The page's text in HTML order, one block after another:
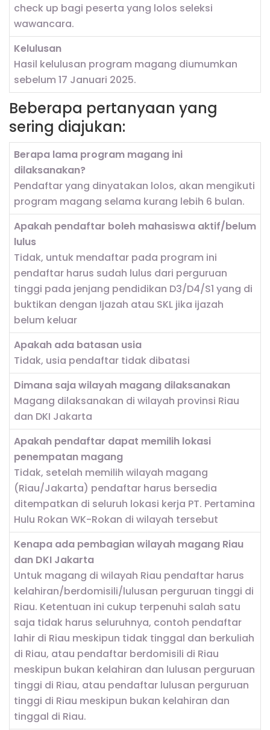
check up bagi peserta yang lolos seleksi
wawancara.
Kelulusan
Hasil kelulusan program magang diumumkan
sebelum 17 Januari 2025.
Beberapa pertanyaan yang
sering diajukan:
Berapa lama program magang ini
dilaksanakan?
Pendaftar yang dinyatakan lolos, akan mengikuti
program magang selama kurang lebih 6 bulan.
Apakah pendaftar boleh mahasiswa aktif/belum
lulus
Tidak, untuk mendaftar pada program ini
pendaftar harus sudah lulus dari perguruan
tinggi pada jenjang pendidikan D3/D4/S1 yang di
buktikan dengan Ijazah atau SKL jika ijazah
belum keluar
Apakah ada batasan usia
Tidak, usia pendaftar tidak dibatasi
Dimana saja wilayah magang dilaksanakan
Magang dilaksanakan di wilayah provinsi Riau
dan DKI Jakarta
Apakah pendaftar dapat memilih lokasi
penempatan magang
Tidak, setelah memilih wilayah magang
(Riau/Jakarta) pendaftar harus bersedia
ditempatkan di seluruh lokasi kerja PT. Pertamina
Hulu Rokan WK-Rokan di wilayah tersebut
Kenapa ada pembagian wilayah magang Riau
dan DKI Jakarta
Untuk magang di wilayah Riau pendaftar harus
kelahiran/berdomisili/lulusan perguruan tinggi di
Riau. Ketentuan ini cukup terpenuhi salah satu
saja tidak harus seluruhnya, contoh pendaftar
lahir di Riau meskipun tidak tinggal dan berkuliah
di Riau, atau pendaftar berdomisili di Riau
meskipun bukan kelahiran dan lulusan perguruan
tinggi di Riau, atau pendaftar lulusan perguruan
tinggi di Riau meskipun bukan kelahiran dan
tinggal di Riau.